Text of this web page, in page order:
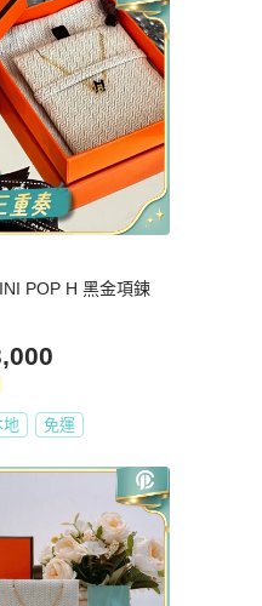
POP H 黑金項鍊
地 免運